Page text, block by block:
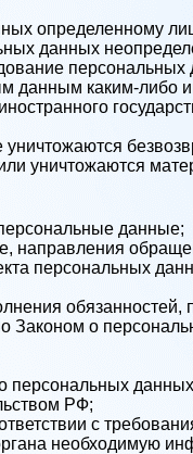
определенному
данных
данным каким-либо
уничтожаются
данные;
направления
персональных
Законом о
персональных
РФ;
с
необходимую